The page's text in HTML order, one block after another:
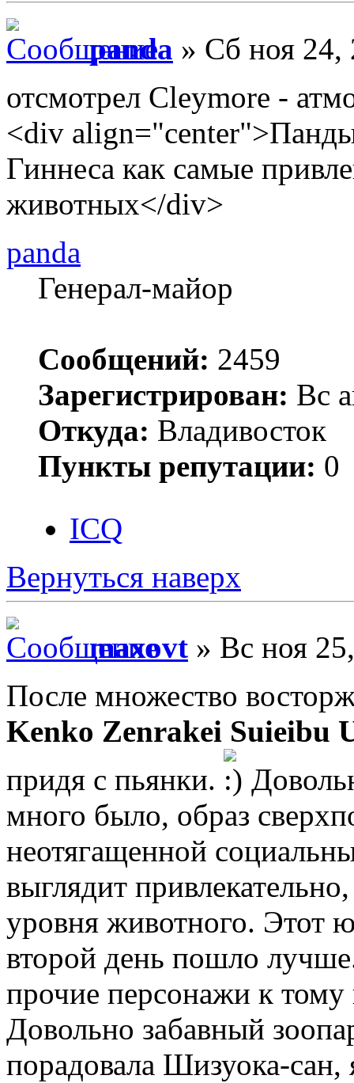
panda » Сб ноя 24,
отсмотрел Cleymore -
<div
Гиннеса как самые
животных</div>
panda
Генерал-майор
Сообщений: 2459
Зарегистрирован: Вс
Откуда: Владивосток
Пункты репутации: 0
ICQ
Вернуться наверх
maxovt » Вс ноя
После множество
Kenko Zenrakei Suieibu
придя с пьянки.
много было, образ
неотягащенной
выглядит
уровня животного. Этот
второй день пошло
прочие персонажи к тому
Довольно забавный
порадовала Шизуока-сан,